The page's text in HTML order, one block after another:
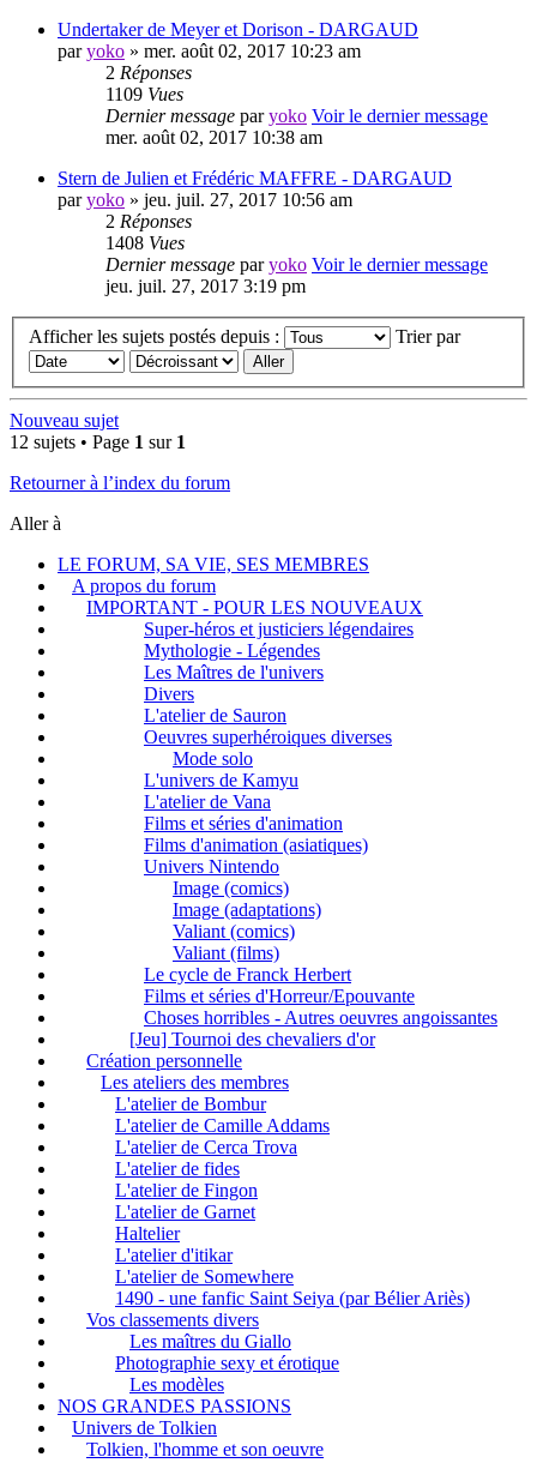
Undertaker de Meyer et Dorison - DARGAUD
paryoko » mer. août 02, 2017 10:23 am
2 Réponses
1109 Vues
Dernier message paryoko Voir le dernier message
mer. août 02, 2017 10:38 am
Stern de Julien et Frédéric MAFFRE - DARGAUD
paryoko » jeu. juil. 27, 2017 10:56 am
2 Réponses
1408 Vues
Dernier message paryoko Voir le dernier message
jeu. juil. 27, 2017 3:19 pm
Afficher les sujets postés depuis : Trier par
Nouveau sujet
12 sujets • Page 1 sur 1
Retourner à l’index du forum
Aller à
LE FORUM, SA VIE, SES MEMBRES
A propos du forum
IMPORTANT - POUR LES NOUVEAUX
Super-héros et justiciers légendaires
Mythologie - Légendes
Les Maîtres de l'univers
Divers
L'atelier de Sauron
Oeuvres superhéroiques diverses
Mode solo
L'univers de Kamyu
L'atelier de Vana
Films et séries d'animation
Films d'animation (asiatiques)
Univers Nintendo
Image (comics)
Image (adaptations)
Valiant (comics)
Valiant (films)
Le cycle de Franck Herbert
Films et séries d'Horreur/Epouvante
Choses horribles - Autres oeuvres angoissantes
[Jeu] Tournoi des chevaliers d'or
Création personnelle
Les ateliers des membres
L'atelier de Bombur
L'atelier de Camille Addams
L'atelier de Cerca Trova
L'atelier de fides
L'atelier de Fingon
L'atelier de Garnet
Haltelier
L'atelier d'itikar
L'atelier de Somewhere
1490 - une fanfic Saint Seiya (par Bélier Ariès)
Vos classements divers
Les maîtres du Giallo
Photographie sexy et érotique
Les modèles
NOS GRANDES PASSIONS
Univers de Tolkien
Tolkien, l'homme et son oeuvre